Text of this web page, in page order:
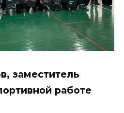
заместитель
работе